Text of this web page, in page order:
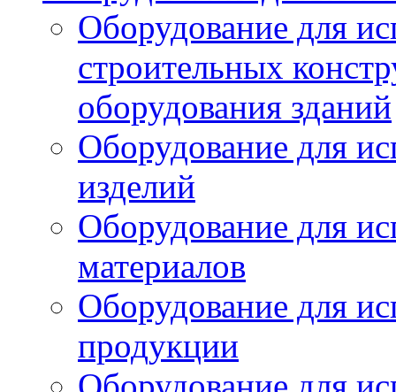
Оборудование для
строительных
оборудования зданий
Оборудование для
изделий
Оборудование для
материалов
Оборудование для
продукции